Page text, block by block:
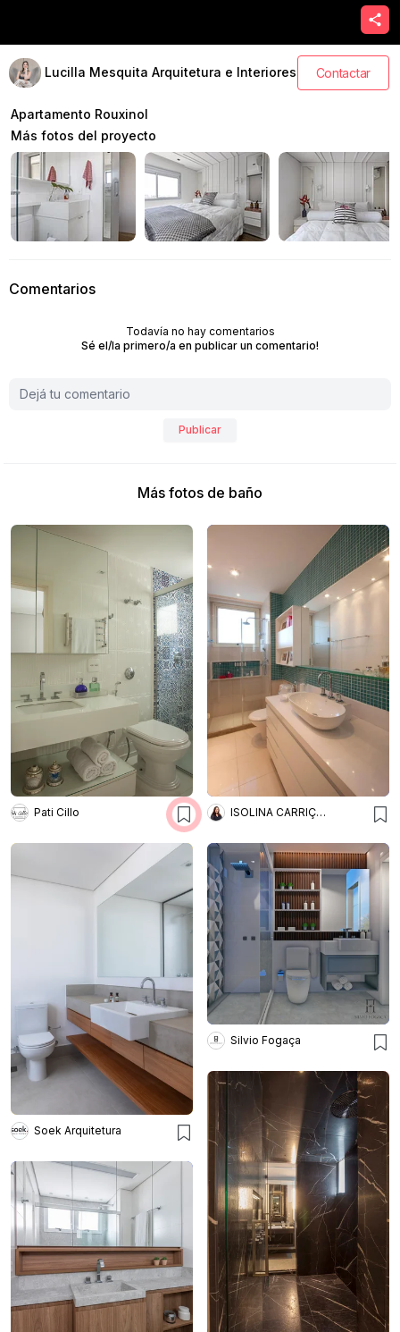
Lucilla Mesquita Arquitetura e Interiores Contactar
Apartamento Rouxinol
Más fotos del proyecto
Comentarios
Todavía no hay comentarios
Sé el/la primero/a en publicar un comentario!
Publicar
Más fotos de baño
Pati Cillo ISOLINA CARRIÇO ARQUITETURA
Soek Arquitetura
Silvio Fogaça